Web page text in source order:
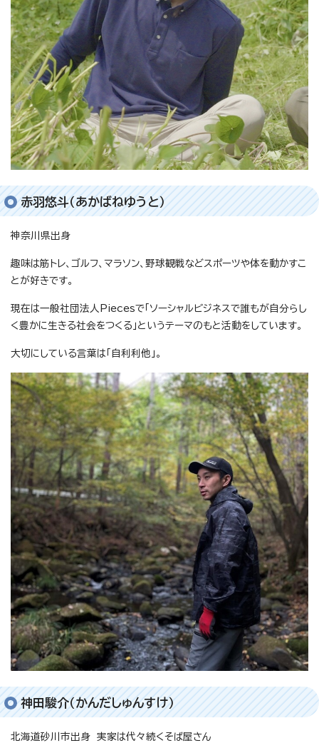
赤羽悠斗（あかばねゆうと）
神奈川県出身
趣味は筋トレ、ゴルフ、マラソン、野球観戦などスポーツや体を動かすこ
とが好きです。
現在は一般社団法人Piecesで「ソーシャルビジネスで誰もが自分らし
く豊かに生きる社会をつくる」というテーマのもと活動をしています。
大切にしている言葉は「自利利他」。
神田駿介（かんだしゅんすけ）
北海道砂川市出身 実家は代々続くそば屋さん